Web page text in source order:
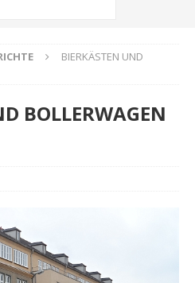
BIERKÄSTEN UND
BOLLERWAGEN